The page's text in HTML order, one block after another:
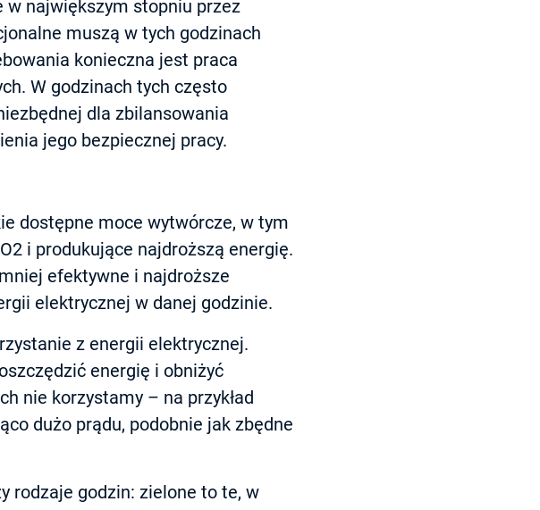
w największym stopniu przez
muszą w tych godzinach
konieczna jest praca
W godzinach tych często
dla zbilansowania
jego bezpiecznej pracy.
dostępne moce wytwórcze, w tym
i produkujące najdroższą energię.
efektywne i najdroższe
elektrycznej w danej godzinie.
z energii elektrycznej.
energię i obniżyć
nie korzystamy – na przykład
dużo prądu, podobnie jak zbędne
rodzaje godzin: zielone to te, w